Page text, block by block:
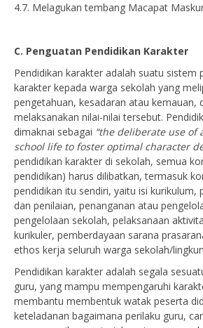
4.7. Melagukan tembang Macapat
C. Penguatan Pendidikan Karakter
Pendidikan karakter adalah suatu sistem
karakter kepada warga sekolah yang
pengetahuan, kesadaran atau kemauan,
melaksanakan nilai-nilai tersebut.
dimaknai sebagai “the deliberate use of
school life to foster optimal character
pendidikan karakter di sekolah, semua
pendidikan) harus dilibatkan, termasuk
pendidikan itu sendiri, yaitu isi kurikulum,
dan penilaian, penanganan atau
pengelolaan sekolah, pelaksanaan
kurikuler, pemberdayaan sarana
ethos kerja seluruh warga sekolah/
Pendidikan karakter adalah segala
guru, yang mampu mempengaruhi
membantu membentuk watak peserta
keteladanan bagaimana perilaku guru,